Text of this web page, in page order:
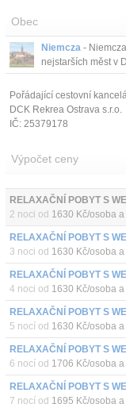
Obec
Niemcza -
nejstarších měst v
Pořádající cestovní
DCK Rekrea Ostrava s.r.o.
IČ: 25379178
Výpočet ceny
2 noci od 1630 Kč/osoba
3 noci od 1630 Kč/osoba
4 noci od 1630 Kč/osoba
5 nocí od 1630 Kč/osoba
6 nocí od 1706 Kč/osoba
7 nocí od 1695 Kč/osoba